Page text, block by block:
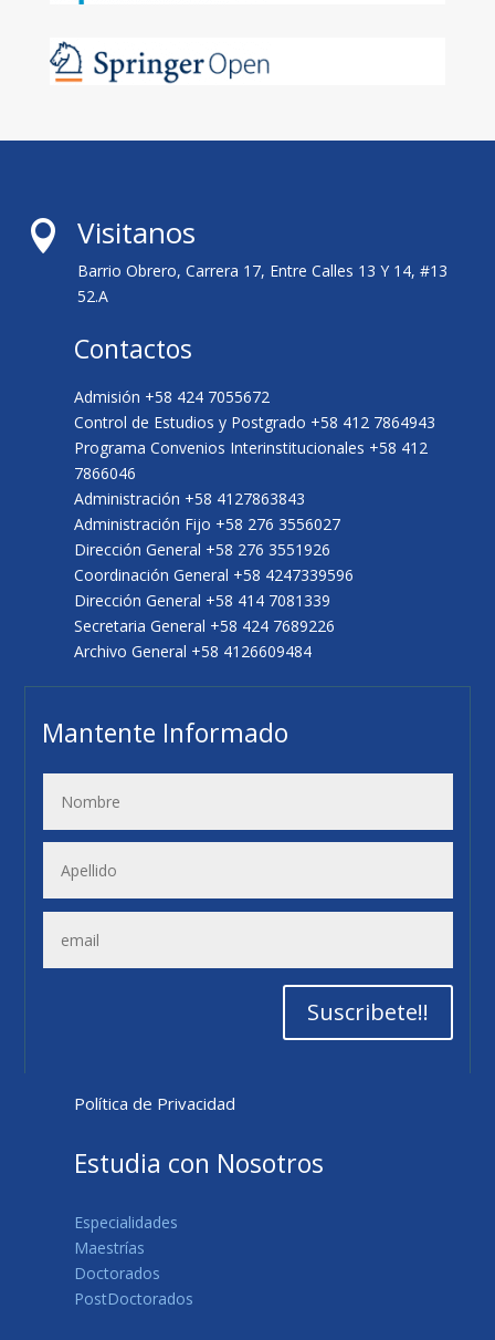
 Visitanos
Barrio Obrero, Carrera 17, Entre Calles 13 Y 14, #13
52.A
Contactos
Admisión +58 424 7055672
Control de Estudios y Postgrado +58 412 7864943
Programa Convenios Interinstitucionales +58 412
7866046
Administración +58 4127863843
Administración Fijo +58 276 3556027
Dirección General +58 276 3551926
Coordinación General +58 4247339596
Dirección General +58 414 7081339
Secretaria General +58 424 7689226
Archivo General +58 4126609484
Mantente Informado
Suscribete!!
Política de Privacidad
Estudia con Nosotros
Especialidades
Maestrías
Doctorados
PostDoctorados